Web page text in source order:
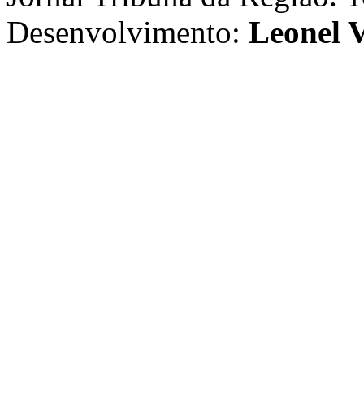
Desenvolvimento: Leonel